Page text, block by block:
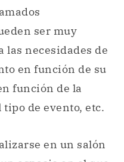
ser muy
las necesidades de
en función de su
función de la
de evento, etc.
en un salón